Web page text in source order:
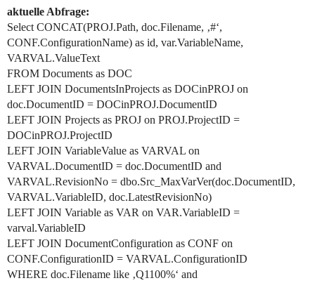
aktuelle Abfrage:
Select CONCAT(PROJ.Path, doc.Filename, ‚#‘,
CONF.ConfigurationName) as id, var.VariableName,
VARVAL.ValueText
FROM Documents as DOC
LEFT JOIN DocumentsInProjects as DOCinPROJ on
doc.DocumentID = DOCinPROJ.DocumentID
LEFT JOIN Projects as PROJ on PROJ.ProjectID =
DOCinPROJ.ProjectID
LEFT JOIN VariableValue as VARVAL on
VARVAL.DocumentID = doc.DocumentID and
VARVAL.RevisionNo = dbo.Src_MaxVarVer(doc.DocumentID,
VARVAL.VariableID, doc.LatestRevisionNo)
LEFT JOIN Variable as VAR on VAR.VariableID =
varval.VariableID
LEFT JOIN DocumentConfiguration as CONF on
CONF.ConfigurationID = VARVAL.ConfigurationID
WHERE doc.Filename like ‚Q1100%‘ and